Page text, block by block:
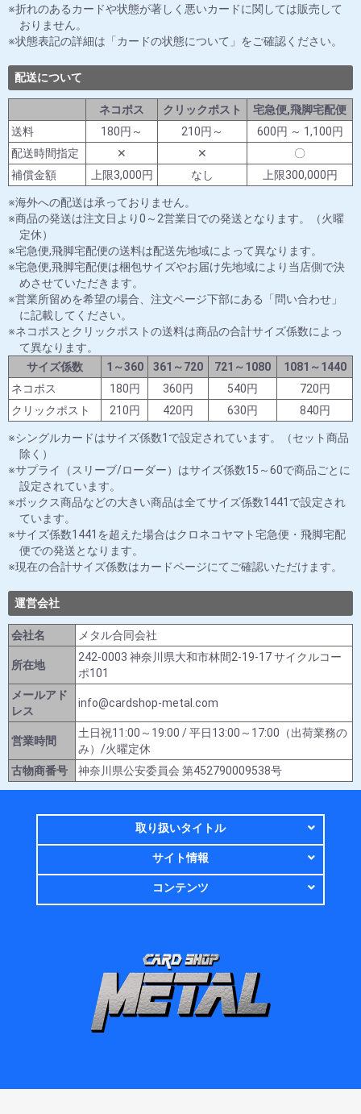
折れのあるカードや状態が著しく悪いカードに関しては販売して
おりません。
状態表記の詳細は「カードの状態について」をご確認ください。
配送について
ネコポス クリックポスト
宅急便,飛脚宅配便
送料
180円～ 210円～
600円 ～ 1,100円
配送時間指定
✕ ✕
〇
補償金額
上限3,000円 なし 上限300,000円
海外への配送は承っておりません。
商品の発送は注文日より0～2営業日での発送となります。（火曜
定休）
宅急便,飛脚宅配便の送料は配送先地域によって異なります。
宅急便,飛脚宅配便は梱包サイズやお届け先地域により当店側で決
めさせていただきます。
営業所留めを希望の場合、注文ページ下部にある「問い合わせ」
に記載してください。
ネコポスとクリックポストの送料は商品の合計サイズ係数によっ
て異なります。
サイズ係数
1～360 361～720 721～1080
1081～1440
ネコポス
180円 360円 540円
720円
クリックポスト
210円 420円 630円 840円
シングルカードはサイズ係数1で設定されています。（セット商品
除く）
サプライ（スリーブ/ローダー）はサイズ係数15～60で商品ごとに
設定されています。
ボックス商品などの大きい商品は全てサイズ係数1441で設定され
ています。
サイズ係数1441を超えた場合はクロネコヤマト宅急便・飛脚宅配
便での発送となります。
現在の合計サイズ係数はカードページにてご確認いただけます。
運営会社
会社名 メタル合同会社
所在地
242-0003 神奈川県大和市林間2-19-17 サイクルコー
ポ101
メールアド
レス
info@cardshop-metal.com
営業時間
土日祝11:00～19:00 / 平日13:00～17:00（出荷業務の
み）/火曜定休
古物商番号
神奈川県公安委員会 第452790009538号
取り扱いタイトル
サイト情報
コンテンツ